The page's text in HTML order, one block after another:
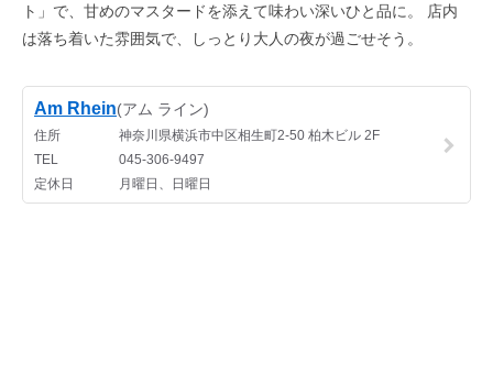
ト」で、甘めのマスタードを添えて味わい深いひと品に。 店内
は落ち着いた雰囲気で、しっとり大人の夜が過ごせそう。